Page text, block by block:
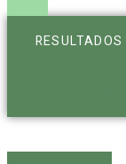
RESULTADOS